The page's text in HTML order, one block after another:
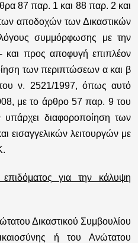
87 παρ. 1 και 88 παρ. 2 και
αποδοχών των Δικαστικών
συμμόρφωσης με την
και προς αποφυγή επιπλέον
των περιπτώσεων α και β
ν. 2521/1997, όπως αυτό
με το άρθρο 57 παρ. 9 του
διαφοροποίηση των
εισαγγελικών λειτουργών με
επιδόματος για την κάλυψη
Δικαστικού Συμβουλίου
ή του Ανώτατου